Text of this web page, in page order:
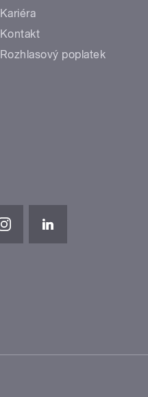
Kariéra
Kontakt
Rozhlasový poplatek